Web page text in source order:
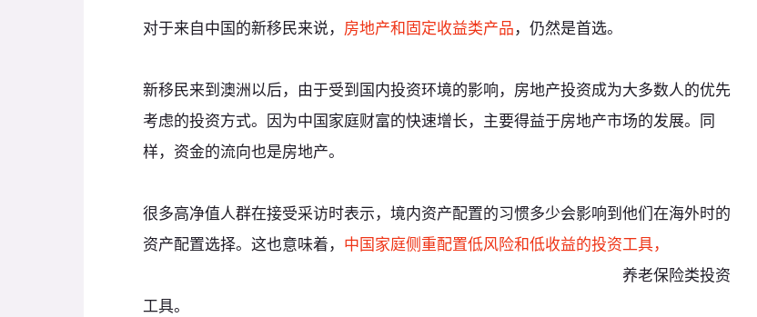
对于来自中国的新移民来说， 房地产和固定收益类产品，仍然是首选。
新移民来到澳洲以后，由于受到国内投资环境的影响，房地产投资成为大多数人的优先
考虑的投资方式。因为中国家庭财富的快速增长，主要得益于房地产市场的发展。同
样，资金的流向也是房地产。
很多高净值人群在接受采访时表示，境内资产配置的习惯多少会影响到他们在海外时的
资产配置选择。这也意味着， 中国家庭侧重配置低风险和低收益的投资工具，
养老保险类投资
工具。